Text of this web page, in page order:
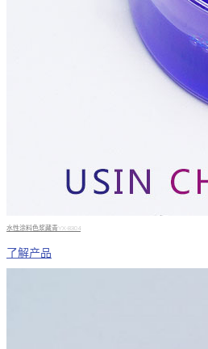
水性涂料色浆藏青YX-8304
了解产品